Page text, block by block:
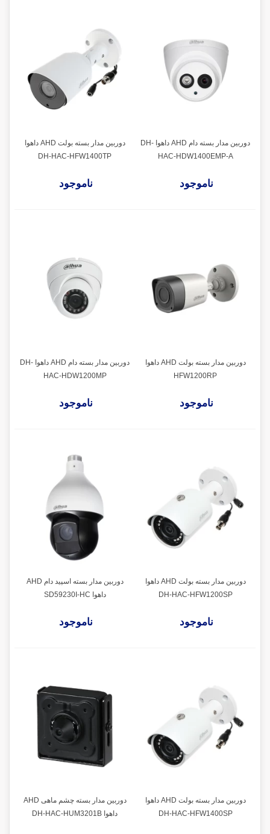
دوربین مدار بسته دام AHD داهوا DH-
HAC-HDW1400EMP-A
ناموجود
دوربین مدار بسته بولت AHD داهوا
DH-HAC-HFW1400TP
ناموجود
دوربین مدار بسته بولت AHD داهوا
HFW1200RP
ناموجود
دوربین مدار بسته دام AHD داهوا DH-
HAC-HDW1200MP
ناموجود
دوربین مدار بسته بولت AHD داهوا
DH-HAC-HFW1200SP
ناموجود
دوربین مدار بسته اسپید دام AHD
داهوا SD59230I-HC
ناموجود
دوربین مدار بسته بولت AHD داهوا
DH-HAC-HFW1400SP
دوربین مدار بسته چشم ماهی AHD
داهوا DH-HAC-HUM3201B